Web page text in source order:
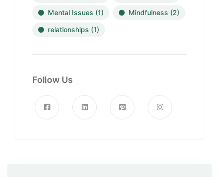
Mental Issues (1) Mindfulness (2)
relationships (1)
Follow Us